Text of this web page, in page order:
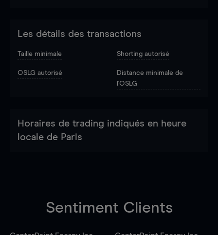
Les détails des transactions
Taille minimale Shorting autorisé
OSLG autorisé
Distance minimale de
l'OSLG
Horaires de trading indiqués en heure
locale de Paris
Sentiment Clients